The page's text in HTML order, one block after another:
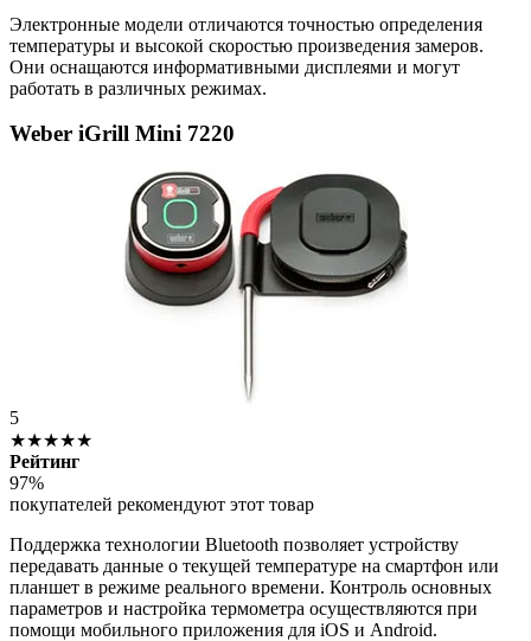
Электронные модели отличаются точностью определения
температуры и высокой скоростью произведения замеров.
Они оснащаются информативными дисплеями и могут
работать в различных режимах.
Weber iGrill Mini 7220
5
★★★★★
Рейтинг
97%
покупателей рекомендуют этот товар
Поддержка технологии Bluetooth позволяет устройству
передавать данные о текущей температуре на смартфон или
планшет в режиме реального времени. Контроль основных
параметров и настройка термометра осуществляются при
помощи мобильного приложения для iOS и Android.